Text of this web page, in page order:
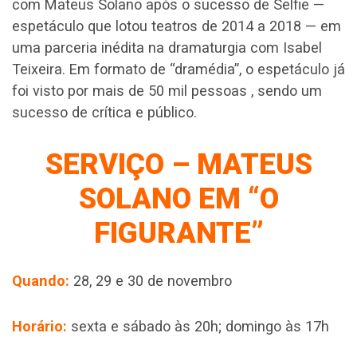
com Mateus Solano após o sucesso de Selfie —
espetáculo que lotou teatros de 2014 a 2018 — em
uma parceria inédita na dramaturgia com Isabel
Teixeira. Em formato de “dramédia”, o espetáculo já
foi visto por mais de 50 mil pessoas , sendo um
sucesso de crítica e público.
SERVIÇO – MATEUS
SOLANO EM “O
FIGURANTE”
Quando: 28, 29 e 30 de novembro
Horário: sexta e sábado às 20h; domingo às 17h